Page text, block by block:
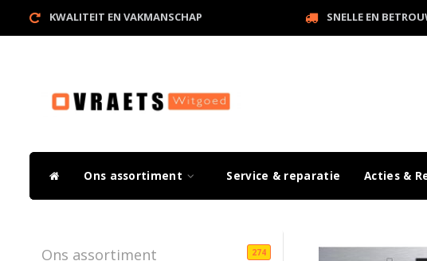
KWALITEIT EN VAKMANSCHAP SNELLE EN
Ons assortiment Service & reparatie Acties &
Ons assortiment 274